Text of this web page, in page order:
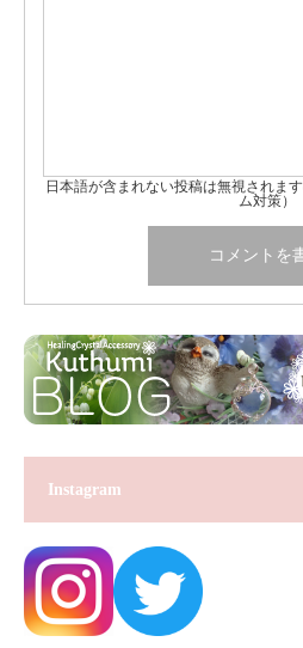
日本語が含まれない投稿は無視されま
ム対策）
Instagram